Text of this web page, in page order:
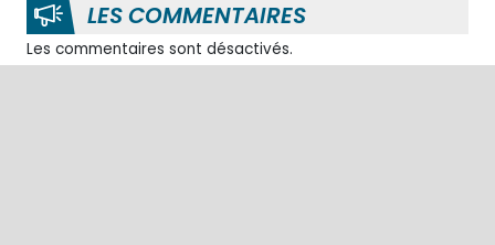
LES COMMENTAIRES
Les commentaires sont désactivés.